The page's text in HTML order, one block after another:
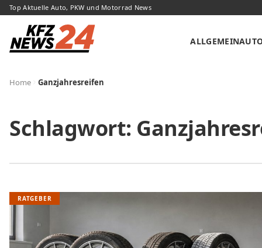
Top Aktuelle Auto, PKW und Motorrad News
ALLGEMEIN
Home Ganzjahresreifen
Schlagwort:
RATGEBER